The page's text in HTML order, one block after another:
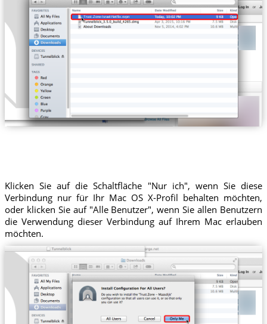
Trust.Zone-Israel-Netflix.ovpn
Klicken Sie auf die Schaltfläche "Nur ich", wenn Sie diese
Verbindung nur für Ihr Mac OS X-Profil behalten möchten,
oder klicken Sie auf "Alle Benutzer", wenn Sie allen Benutzern
die Verwendung dieser Verbindung auf Ihrem Mac erlauben
möchten.